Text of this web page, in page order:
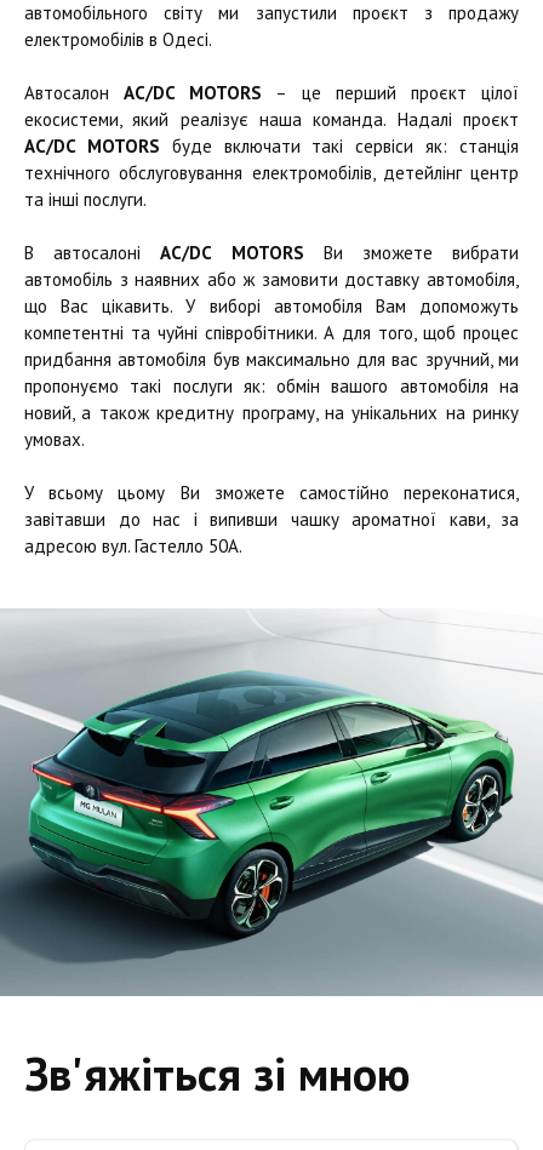
автомобільного світу ми запустили проєкт з продажу
електромобілів в Одесі.
АвтосалонAC/DC MOTORS – це перший проєкт цілої
екосистеми, який реалізує наша команда. Надалі проєкт
AC/DC MOTORS буде включати такі сервіси як: станція
технічного обслуговування електромобілів, детейлінг центр
та інші послуги.
В автосалоніAC/DC MOTORS Ви зможете вибрати
автомобіль з наявних або ж замовити доставку автомобіля,
що Вас цікавить. У виборі автомобіля Вам допоможуть
компетентні та чуйні співробітники. А для того, щоб процес
придбання автомобіля був максимально для вас зручний, ми
пропонуємо такі послуги як: обмін вашого автомобіля на
новий, а також кредитну програму, на унікальних на ринку
умовах.
У всьому цьому Ви зможете самостійно переконатися,
завітавши до нас і випивши чашку ароматної кави, за
адресою вул. Гастелло 50А.
Зв'яжіться зі мною